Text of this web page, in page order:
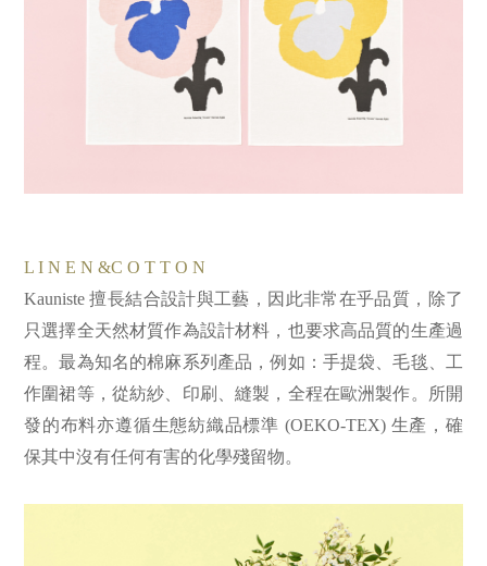
L I N E N &C O T T O N
Kauniste 擅長結合設計與工藝，因此非常在乎品質，除了
只選擇全天然材質作為設計材料，也要求高品質的生產過
程。最為知名的棉麻系列產品，例如：手提袋、毛毯、工
作圍裙等，從紡紗、印刷、縫製，全程在歐洲製作。所開
發的布料亦遵循生態紡織品標準 (OEKO-TEX) 生產，確
保其中沒有任何有害的化學殘留物。